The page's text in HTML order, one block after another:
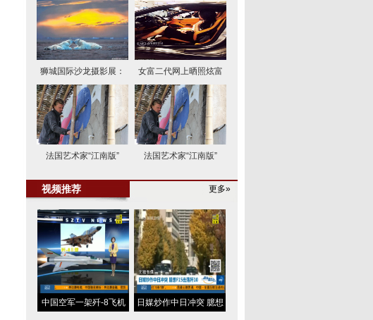
狮城国际沙龙摄影展： 女富二代网上晒照炫富
法国艺术家“江南版” 法国艺术家“江南版”
视频推荐 更多»
中国空军一架歼-8飞机 日媒炒作中日冲突 臆想